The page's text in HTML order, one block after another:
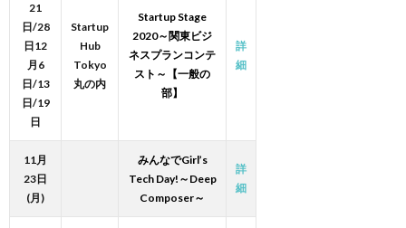
21
日/28
日12
月6
日/13
日/19
日
Startup
Hub
Tokyo
丸の内
Startup Stage
2020～関東ビジ
ネスプランコンテ
スト～【一般の
部】
詳
細
11月
23日
(月)
みんなでGirl’s
Tech Day!～Deep
Composer～
詳
細